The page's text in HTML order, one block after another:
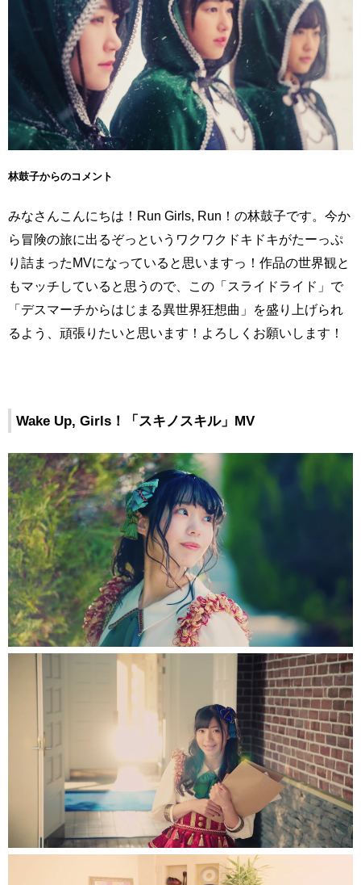
林鼓子からのコメント
みなさんこんにちは！Run Girls, Run！の林鼓子です。今か
ら冒険の旅に出るぞっというワクワクドキドキがたーっぷ
り詰まったMVになっていると思いますっ！作品の世界観と
もマッチしていると思うので、この「スライドライド」で
「デスマーチからはじまる異世界狂想曲」を盛り上げられ
るよう、頑張りたいと思います！よろしくお願いします！
Wake Up, Girls！「スキノスキル」MV